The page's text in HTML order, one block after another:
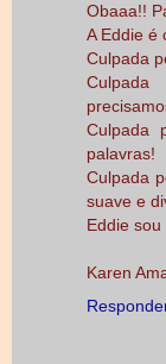
Obaaa!!
A Eddie é
Culpada
Culpada
palavras!
Culpada
suave e
Eddie sou
Karen